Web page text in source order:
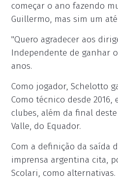
começar o ano fazendo
Guillermo, mas sim um
"Quero agradecer aos
Independente de ganhar
anos.
Como jogador, Schelotto
Como técnico desde
clubes, além da final
Valle, do Equador.
Com a definição da saída
imprensa argentina cita,
Scolari, como alternativas.